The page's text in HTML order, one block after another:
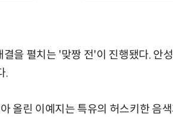
을 펼치는 '맞짱 전'이 진행됐다. 안
.
올린 이예지는 특유의 허스키한 음